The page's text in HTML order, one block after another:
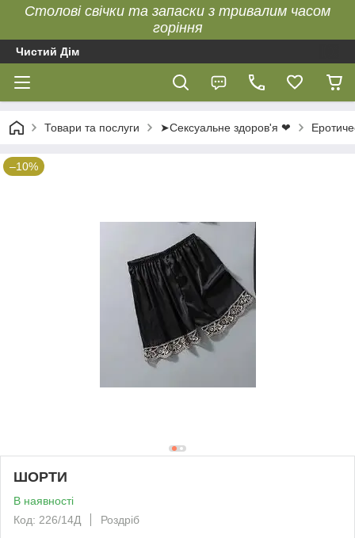
Столові свічки та запаски з тривалим часом
горіння
Чистий Дім
Товари та послуги ➤Сексуальне здоров'я ❤
–10%
ШОРТИ
В наявності
Код: 226/14Д
Роздріб